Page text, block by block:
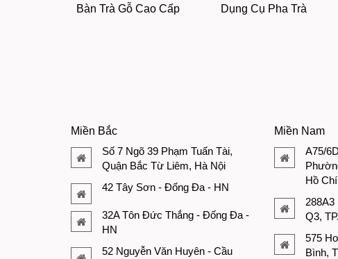
Bàn Trà Gỗ Cao Cấp
Dụng Cụ Pha Trà
Miền Bắc
Số 7 Ngõ 39 Phạm Tuấn Tài,
Quận Bắc Từ Liêm, Hà Nội
42 Tây Sơn - Đống Đa - HN
32A Tôn Đức Thắng - Đống Đa -
HN
52 Nguyễn Văn Huyên - Cầu
Miền Nam
A75/
Hồ
Q3,
575
Bình,